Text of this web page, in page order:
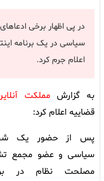
در پی اظهار برخی
سیاسی در یک برنامه
اعلام جرم کرد.
به گزارشمملکت
قضاییه اعلام کرد:
پس از حضور یک
سیاسی و عضو مجمع
مصلحت نظام در